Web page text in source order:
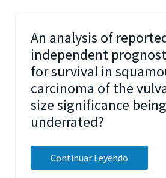
An analysis of
independent
for survival in
carcinoma of the
size significance being
underrated?
Continuar Leyendo